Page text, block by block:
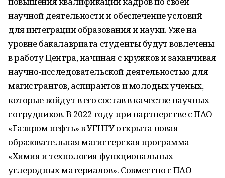
научной деятельности и обеспечение условий
для интеграции образования и науки. Уже на
уровне бакалавриата студенты будут вовлечены
в работу Центра, начиная с кружков и заканчивая
научно-исследовательской деятельностью для
магистрантов, аспирантов и молодых ученых,
которые войдут в его состав в качестве научных
сотрудников. В 2022 году при партнерстве с ПАО
«Газпром нефть» в УГНТУ открыта новая
образовательная магистерская программа
«Химия и технология функциональных
углеродных материалов». Совместно с ПАО